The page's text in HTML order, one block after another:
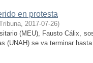
en protesta
, 2017-07-26)
(MEU), Fausto Cálix,
(UNAH) se va terminar